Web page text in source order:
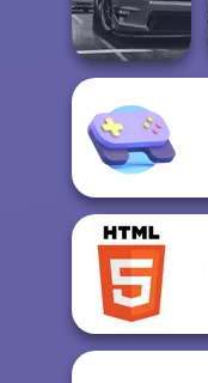
Ultimate Flying
Car
Real City Driver